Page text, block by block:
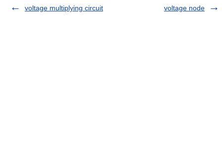
voltage multiplying circuit
voltage node